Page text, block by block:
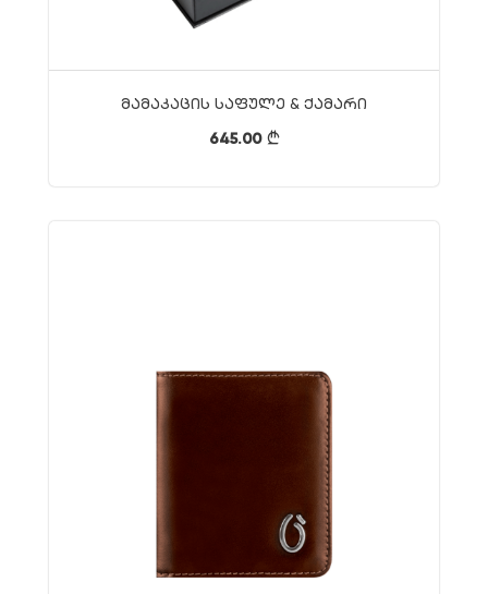
Მამაკაცის Საფულე & Ქამარი
645.00 }